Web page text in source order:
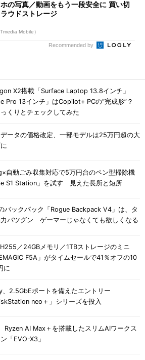
の写真／動画をもう一段安全に 買い切
ラウドストレージ
Mobile）
Recommended by
X2搭載「Surface Laptop 13.8インチ」
Pro 13インチ」はCopilot+ PCの“完成形”？
くりとチェックしてみた
ータの価格改定、一部モデルは25万円超の大
自動ごみ収集対応で5万円台のペン型掃除機
S1 Station」を試す 見えた長所と短所
バックパック「Rogue Backpack V4」は、タ
バツグン ゲーマーじゃなくても欲しくなる
／24GBメモリ／1TBストレージのミニ
F5A」がタイムセールで41％オフの10
に
、2.5GbEポートを備えたエントリー
neo＋」シリーズを投入
Ryzen AI Max＋を搭載したスリムAIワークス
「EVO-X3」